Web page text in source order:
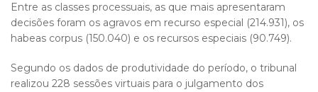
Entre as classes processuais, as que mais apresentaram
decisões foram os agravos em recurso especial (214.931), os
habeas corpus (150.040) e os recursos especiais (90.749).
Segundo os dados de produtividade do período, o tribunal
realizou 228 sessões virtuais para o julgamento dos